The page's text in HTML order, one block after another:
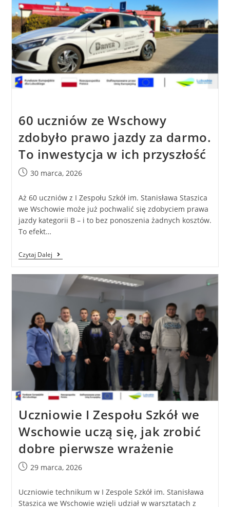
60 uczniów ze Wschowy
zdobyło prawo jazdy za darmo.
To inwestycja w ich przyszłość
30 marca, 2026
Aż 60 uczniów z I Zespołu Szkół im. Stanisława Staszica
we Wschowie może już pochwalić się zdobyciem prawa
jazdy kategorii B – i to bez ponoszenia żadnych kosztów.
To efekt…
Czytaj Dalej
Uczniowie I Zespołu Szkół we
Wschowie uczą się, jak zrobić
dobre pierwsze wrażenie
29 marca, 2026
Uczniowie technikum w I Zespole Szkół im. Stanisława
Staszica we Wschowie wzięli udział w warsztatach z